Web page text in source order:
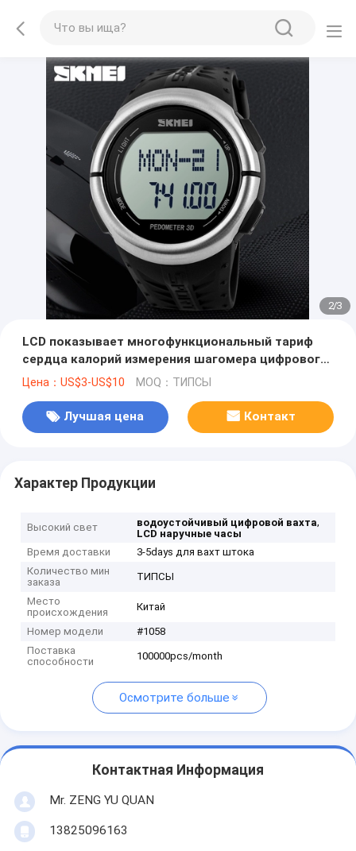
2/3
LCD показывает многофункциональный тариф
сердца калорий измерения шагомера цифрового
вахты
Цена：US$3-US$10 MOQ：ТИПСЫ
Лучшая цена Контакт
Характер Продукции
Высокий свет водоустойчивый цифровой вахта,
LCD наручные часы
Время доставки
3-5days для вахт штока
Количество мин
заказа
ТИПСЫ
Место
происхождения
Китай
Номер модели
#1058
Поставка
способности
100000pcs/month
Осмотрите больше
Контактная Информация
Mr. ZENG YU QUAN
13825096163